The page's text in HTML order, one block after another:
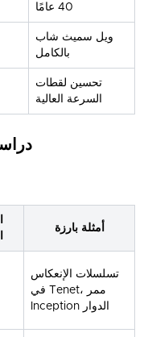
40 عامًا
ويل سميث شاب
بالكامل
تحسين لقطات
السرعة العالية
أمثلة بارزة
تسلسلات الإنعكاس
في Tenet، ممر
Inception الدوار